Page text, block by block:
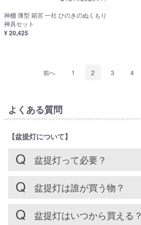
神棚 薄型 箱宮 一社 ひのきのぬくもり
神具セット
¥ 20,425
前へ 1 2 3 4
よくある質問
【盆提灯について】
盆提灯って必要？
盆提灯は誰が買う物？
盆提灯はいつから買える？